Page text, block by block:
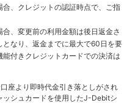
、クレジットの認証時点で、ご指
、変更前の利用金額は後日返金さ
なり、返金までに最大で60日を要
付きクレジットカードでの決済は
座より即時代金引き落としがされ
ッシュカードを使用したJ-Debitシ